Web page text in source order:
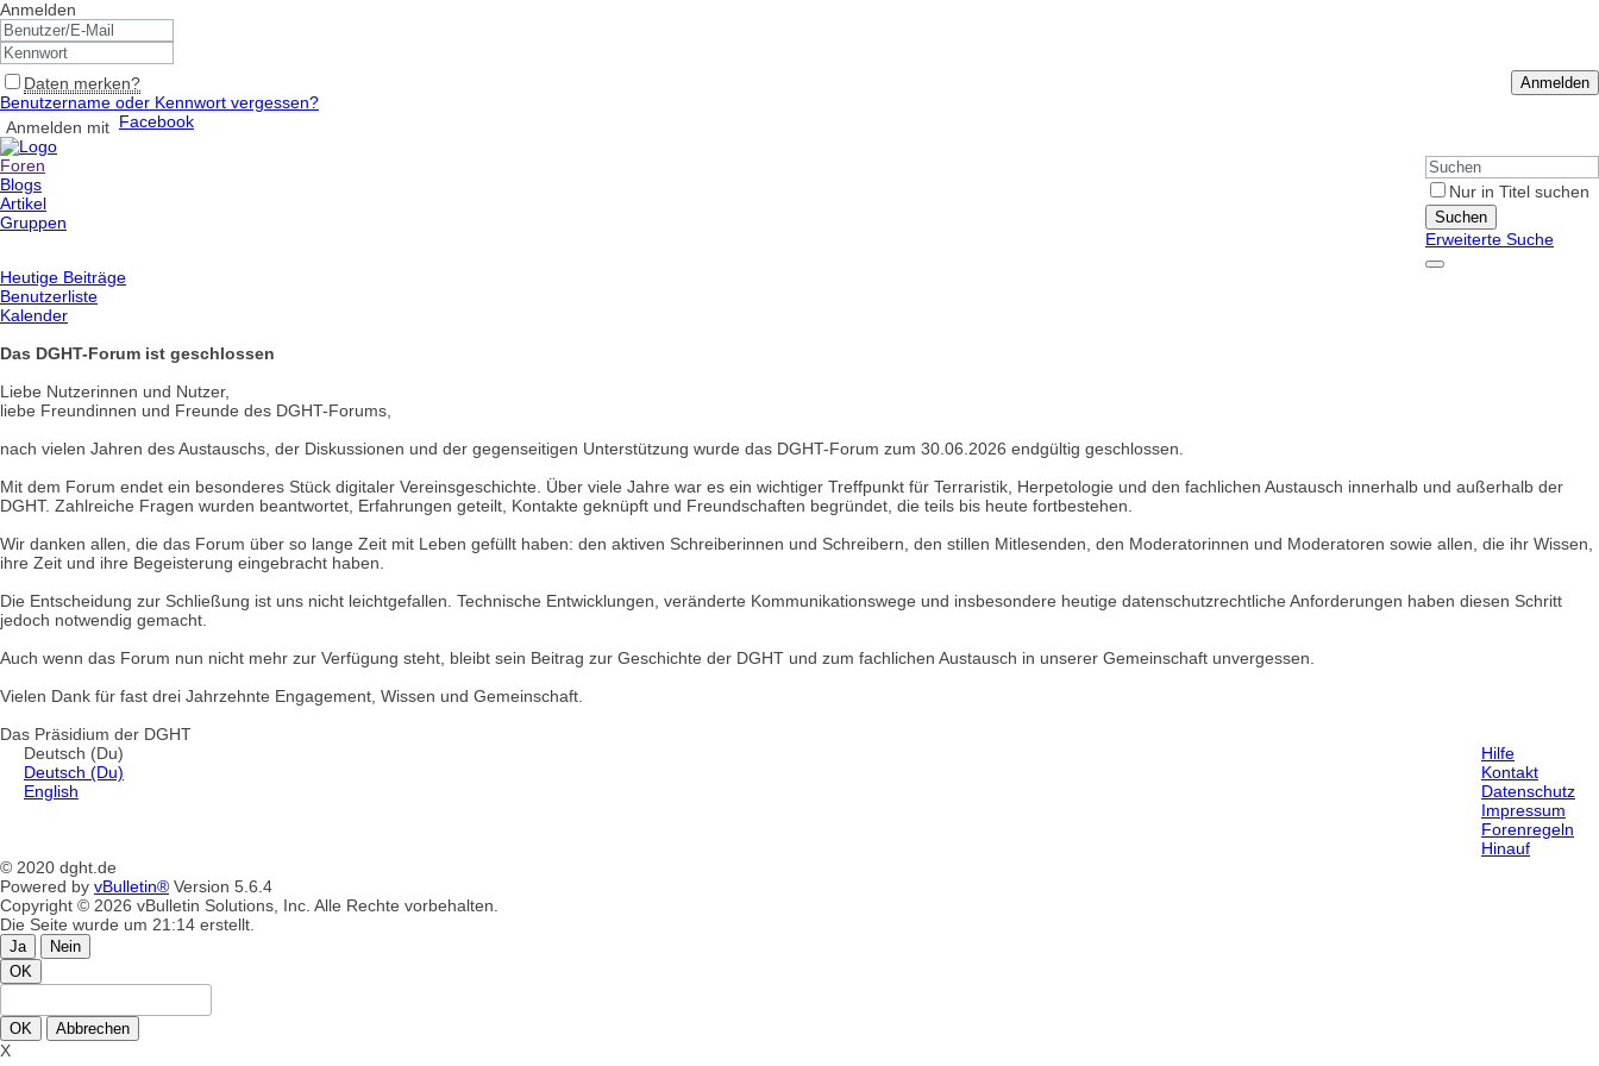
Anmelden
Daten merken? Anmelden
Benutzername oder Kennwort vergessen?
Anmelden mit Facebook
Nur in Titel suchen
Suchen
Erweiterte Suche
Foren
Blogs
Artikel
Gruppen
Heutige Beiträge
Benutzerliste
Kalender
Das DGHT-Forum ist geschlossen
Liebe Nutzerinnen und Nutzer,
liebe Freundinnen und Freunde des DGHT-Forums,
nach vielen Jahren des Austauschs, der Diskussionen und der gegenseitigen Unterstützung wurde das DGHT-Forum zum 30.06.2026 endgültig geschlossen.
Mit dem Forum endet ein besonderes Stück digitaler Vereinsgeschichte. Über viele Jahre war es ein wichtiger Treffpunkt für Terraristik, Herpetologie und den fachlichen Austausch innerhalb und außerhalb der
DGHT. Zahlreiche Fragen wurden beantwortet, Erfahrungen geteilt, Kontakte geknüpft und Freundschaften begründet, die teils bis heute fortbestehen.
Wir danken allen, die das Forum über so lange Zeit mit Leben gefüllt haben: den aktiven Schreiberinnen und Schreibern, den stillen Mitlesenden, den Moderatorinnen und Moderatoren sowie allen, die ihr Wissen,
ihre Zeit und ihre Begeisterung eingebracht haben.
Die Entscheidung zur Schließung ist uns nicht leichtgefallen. Technische Entwicklungen, veränderte Kommunikationswege und insbesondere heutige datenschutzrechtliche Anforderungen haben diesen Schritt
jedoch notwendig gemacht.
Auch wenn das Forum nun nicht mehr zur Verfügung steht, bleibt sein Beitrag zur Geschichte der DGHT und zum fachlichen Austausch in unserer Gemeinschaft unvergessen.
Vielen Dank für fast drei Jahrzehnte Engagement, Wissen und Gemeinschaft.
Das Präsidium der DGHT
Deutsch (Du)
Deutsch (Du)
English
Hilfe
Kontakt
Datenschutz
Impressum
Forenregeln
Hinauf
© 2020 dght.de
Powered by vBulletin® Version 5.6.4
Copyright © 2026 vBulletin Solutions, Inc. Alle Rechte vorbehalten.
Die Seite wurde um 21:14 erstellt.
Ja
Nein
OK
OK Abbrechen
X